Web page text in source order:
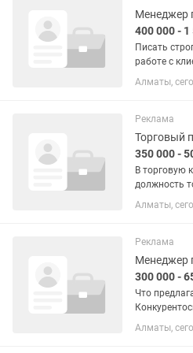
Менеджер
400 000 -
Писать строго на +
работе с
000 тг за
· Опыт 1–3
Алматы,
Реклама
Торговый
350 000 -
В торговую
должность
Продукция
Оклад 200
Алматы,
Реклама
Менеджер
300 000 -
Что
плата (200
💸💸💸💸 -
Алматы,